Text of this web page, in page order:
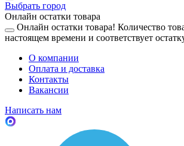
Выбрать город
Онлайн остатки товара
Онлайн остатки товара! Количество
настоящем времени и соответствует
О компании
Оплата и доставка
Контакты
Вакансии
Написать нам